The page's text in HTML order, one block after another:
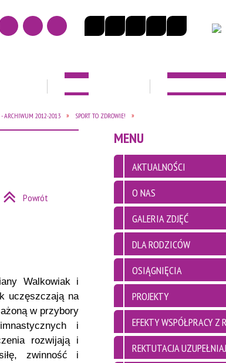
- ARCHIWUM 2012-2013 SPORT TO ZDROWIE!
Powrót
Walkowiak i
uczęszczają na
w przybory
i
rozwijają i
zwinność i
MENU
AKTUALNOŚCI
O NAS
GALERIA ZDJĘĆ
DLA RODZICÓW
OSIĄGNIĘCIA
PROJEKTY
EFEKTY WSPÓŁPRACY Z
REKTUTACJA